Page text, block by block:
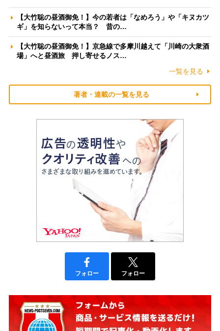
【大竹聡の昼酒御免！】今の若者は「なめろう」や「キヌカツ
ギ」を知らないって本当？ 昔の…
【大竹聡の昼酒御免！】京急線で多摩川越えて「川崎の大衆酒
場」へと昼酒旅 押し寄せるノス…
一覧を見る
著者・連載の一覧を見る
フォロー フォロー